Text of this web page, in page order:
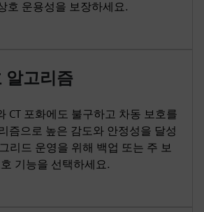
호 운용성을 보장하세요.
알고리즘
CT 포화에도 불구하고 차동 보호를
즘으로 높은 감도와 안정성을 달성
리드 운영을 위해 백업 또는 주 보
기능을 선택하세요.